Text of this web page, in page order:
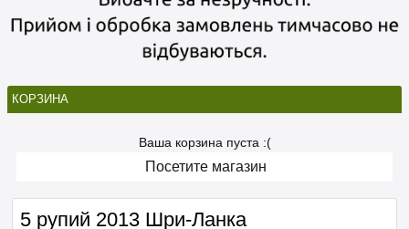
КОРЗИНА
Ваша корзина пуста :(
Посетите магазин
5 рупий 2013 Шри-Ланка